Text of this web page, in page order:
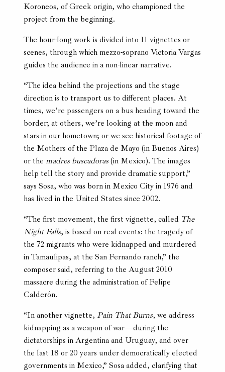
Koroneos, of Greek origin, who championed the
project from the beginning.
The hour-long work is divided into 11 vignettes or
scenes, through which mezzo-soprano Victoria Vargas
guides the audience in a non-linear narrative.
“The idea behind the projections and the stage
direction is to transport us to different places. At
times, we’re passengers on a bus heading toward the
border; at others, we’re looking at the moon and
stars in our hometown; or we see historical footage of
the Mothers of the Plaza de Mayo (in Buenos Aires)
or themadres buscadoras(in Mexico). The images
help tell the story and provide dramatic support,”
says Sosa, who was born in Mexico City in 1976 and
has lived in the United States since 2002.
“The first movement, the first vignette, called The
Night Falls, is based on real events: the tragedy of
the 72 migrants who were kidnapped and murdered
in Tamaulipas, at the San Fernando ranch,” the
composer said, referring to the August 2010
massacre during the administration of Felipe
Calderón.
“In another vignette, Pain That Burns, we address
kidnapping as a weapon of war—during the
dictatorships in Argentina and Uruguay, and over
the last 18 or 20 years under democratically elected
governments in Mexico,” Sosa added, clarifying that